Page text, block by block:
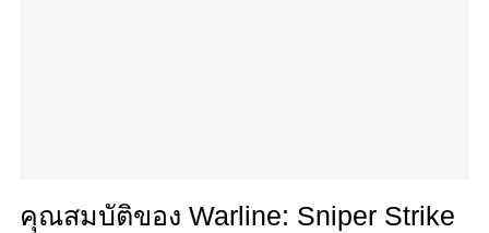
คุณสมบัติของ Warline: Sniper Strike